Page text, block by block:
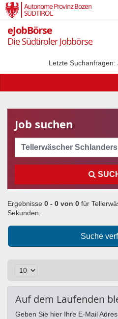
Autonome Provinz Bozen
SÜDTIROL
eJobBörse
Die Südtiroler Jobbörse
Letzte Suchanfragen:
Job suchen
Ergebnisse 0 - 0 von 0 für
Sekunden.
Suche
Auf dem Laufenden
Geben Sie hier Ihre E-Mail